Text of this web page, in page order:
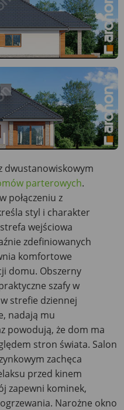
dwustanowiskowym
parterowych.
połączeniu z
styl i charakter
wejściowa
zdefiniowanych
komfortowe
domu. Obszerny
szafy w
strefie dziennej
nadają mu
powodują, że dom ma
stron świata. Salon
zachęca
przed kinem
zapewni kominek,
Narożne okno